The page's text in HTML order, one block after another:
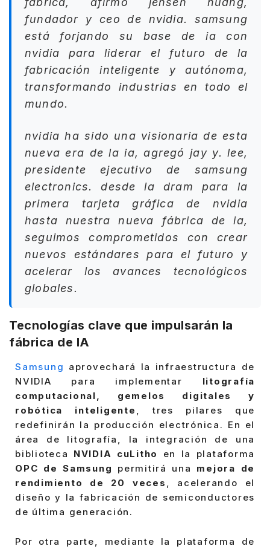
fundador y ceo de nvidia. samsung
está forjando su base de ia con
nvidia para liderar el futuro de la
fabricación inteligente y autónoma,
transformando industrias en todo el
mundo.
nvidia ha sido una visionaria de esta
nueva era de la ia, agregójay y. lee,
presidente ejecutivo de samsung
electronics. desde la dram para la
primera tarjeta gráfica de nvidia
hasta nuestra nueva fábrica de ia,
seguimos comprometidos con crear
nuevos estándares para el futuro y
acelerar los avances tecnológicos
globales.
Tecnologías clave que impulsarán la
fábrica de IA
Samsung aprovechará la infraestructura de
NVIDIA para implementar litografía
computacional, gemelos digitales y
robótica inteligente , tres pilares que
redefinirán la producción electrónica. En el
área de litografía, la integración de una
biblioteca NVIDIA cuLitho
en la plataforma
OPC de Samsung permitirá una mejora de
rendimiento de 20 veces , acelerando el
diseño y la fabricación de semiconductores
de última generación.
Por otra parte, mediante la plataforma de